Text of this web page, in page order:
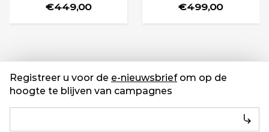
€449,00 €499,00
Registreer u voor de e-nieuwsbriefom op de
hoogte te blijven van campagnes